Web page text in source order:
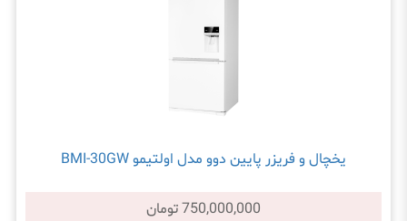
یخچال و فریزر پایین دوو مدل اولتیمو BMI-30GW
750,000,000 تومان